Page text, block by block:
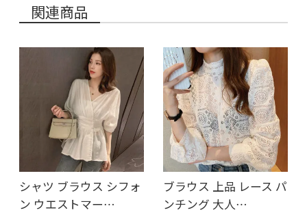
関連商品
シャツ ブラウス シフォ
ン ウエストマー…
ブラウス 上品 レース パ
ンチング 大人…